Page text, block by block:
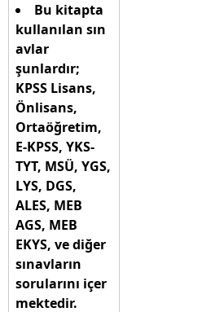
Bu kitapta
kullanılan sın
avlar
şunlardır;
KPSS Lisans,
Önlisans,
Ortaöğretim,
E-KPSS, YKS-
TYT, MSÜ, YGS,
LYS, DGS,
ALES, MEB
AGS, MEB
EKYS, ve diğer
sınavların
sorularını içer
mektedir.